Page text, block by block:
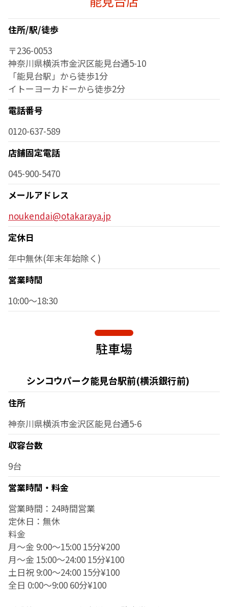
住所/駅/徒歩
〒236-0053
神奈川県横浜市金沢区能見台通5-10
「能見台駅」から徒歩1分
イトーヨーカドーから徒歩2分
電話番号
0120-637-589
店舗固定電話
045-900-5470
メールアドレス
noukendai@otakaraya.jp
定休日
年中無休(年末年始除く)
営業時間
10:00～18:30
駐車場
シンコウパーク能見台駅前(横浜銀行前)
住所
神奈川県横浜市金沢区能見台通5-6
収容台数
9台
営業時間・料金
営業時間：24時間営業
定休日：無休
料金
月～金 9:00～15:00 15分¥200
月～金 15:00～24:00 15分¥100
土日祝 9:00～24:00 15分¥100
全日 0:00～9:00 60分¥100